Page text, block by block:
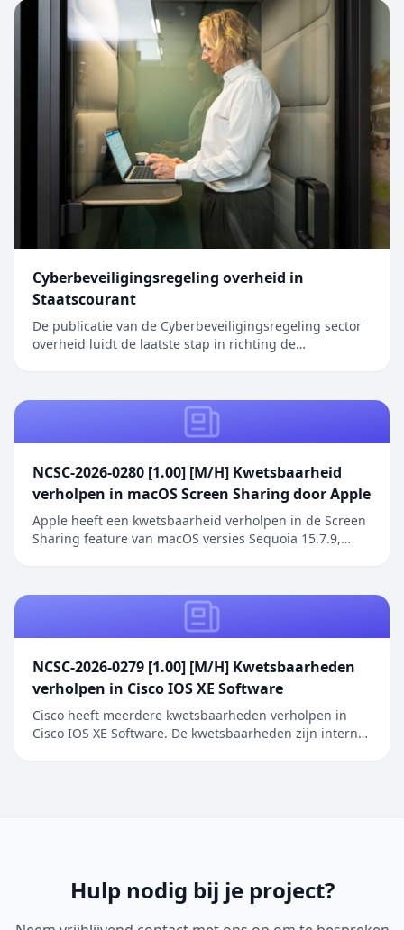
Cyberbeveiligingsregeling overheid in
Staatscourant
De publicatie van de Cyberbeveiligingsregeling sector
overheid luidt de laatste stap in richting de
Staatscourant verscheen eerst op Digitale Overheid.
NCSC-2026-0280 [1.00] [M/H] Kwetsbaarheid
verholpen in macOS Screen Sharing door Apple
Apple heeft een kwetsbaarheid verholpen in de Screen
Sharing feature van macOS versies Sequoia 15.7.9,
Sharing functionaliteit waarbij netwerkaanvallers
toegang kunnen verkrijgen zonder geldige
NCSC-2026-0279 [1.00] [M/H] Kwetsbaarheden
verholpen in Cisco IOS XE Software
Cisco heeft meerdere kwetsbaarheden verholpen in
Cisco IOS XE Software. De kwetsbaarheden zijn intern
Hulp nodig bij je project?